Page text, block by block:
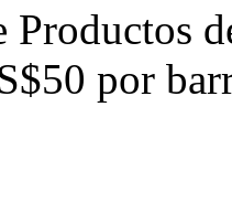
Productos
por